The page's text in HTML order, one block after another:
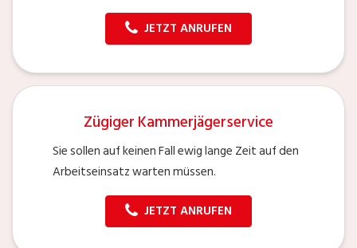
JETZT ANRUFEN
Zügiger Kammerjägerservice
Sie sollen auf keinen Fall ewig lange Zeit auf den
Arbeitseinsatz warten müssen.
JETZT ANRUFEN